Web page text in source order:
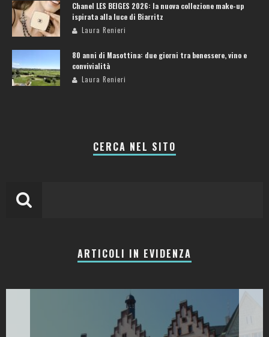
Chanel LES BEIGES 2026: la nuova collezione make-up
ispirata alla luce di Biarritz
Laura Renieri
80 anni di Masottina: due giorni tra benessere, vino e
convivialità
Laura Renieri
CERCA NEL SITO
ARTICOLI IN EVIDENZA